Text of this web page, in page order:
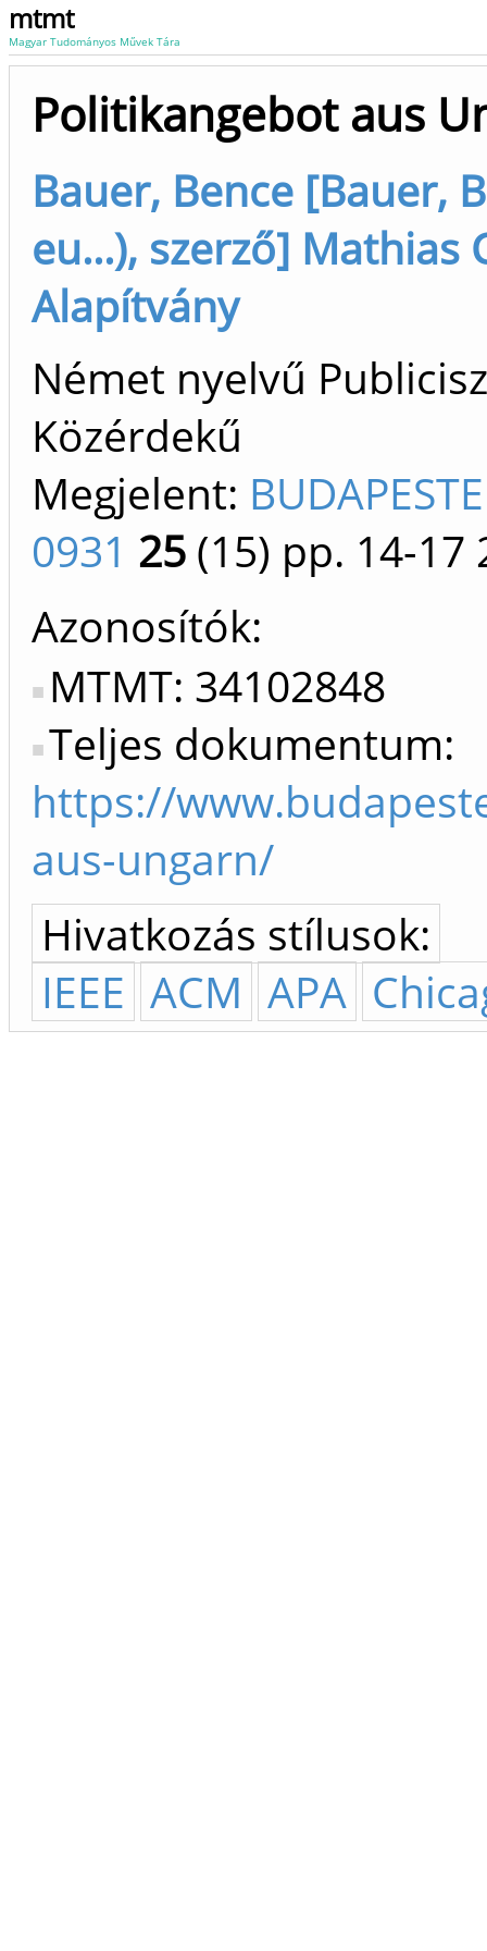
mtmt
Magyar Tudományos Művek Tára
Politikangebot aus
Bauer, Bence [Bauer,
eu...), szerző] Mathias
Alapítvány
Német nyelvű
Közérdekű
Megjelent:
0931 25 (15) pp. 14-17
Azonosítók
MTMT: 34102848
Teljes dokumentum:
https://
aus-ungarn/
Hivatkozás stílusok:
IEEE ACM APA